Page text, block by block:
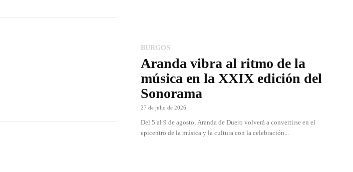
BURGOS
Aranda vibra al ritmo de la
música en la XXIX edición del
Sonorama
27 de julio de 2026
Del 5 al 9 de agosto, Aranda de Duero volverá a convertirse en el
epicentro de la música y la cultura con la celebración...